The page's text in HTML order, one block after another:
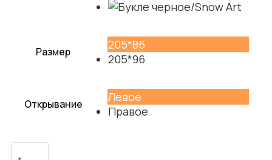
Размер
205*86
205*96
Открывание
Левое
Правое